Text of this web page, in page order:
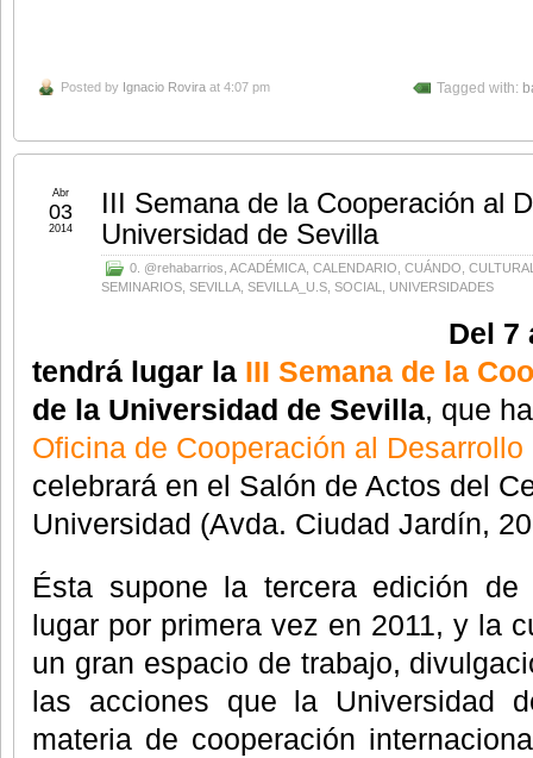
Posted by Ignacio Rovira at 4:07 pm Tagged with:
III Semana de la Cooperación al
Universidad de Sevilla
0. @rehabarrios ACADÉMICA CALENDARIO CUÁNDO
SEMINARIOS SEVILLA SEVILLA_U.S SOCIAL UNIVERSIDADES
Abr
03
2014
Del 7
tendrá lugar la III Semana de la
de la Universidad de Sevilla, que
Oficina de Cooperación al Desarrollo
celebrará en el Salón de Actos del
Universidad (Avda. Ciudad Jardín,
Ésta supone la tercera edición
lugar por primera vez en 2011, y la
un gran espacio de trabajo,
las acciones que la Universidad
materia de cooperación